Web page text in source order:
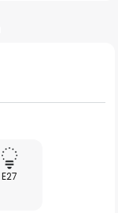
E27